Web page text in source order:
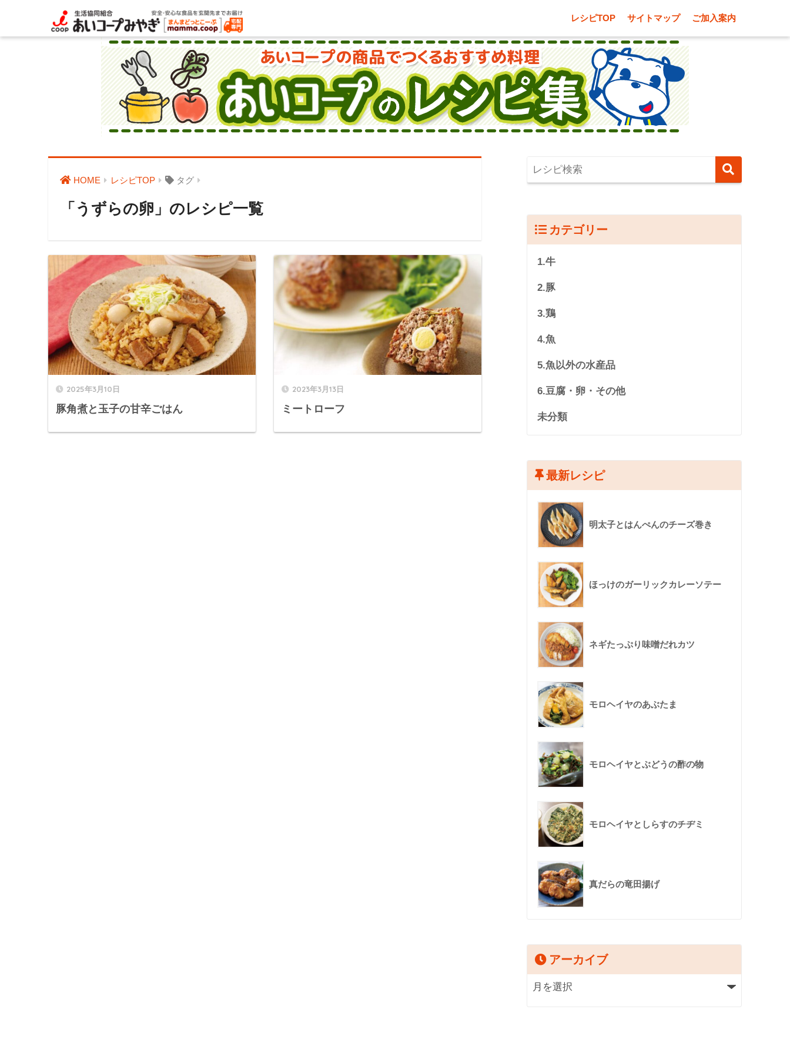
レシピTOP サイトマップ ご加入案内
HOME レシピTOP タグ
「うずらの卵」のレシピ一覧
2025年3月10日
豚角煮と玉子の甘辛ごはん
2023年3月13日
ミートローフ
カテゴリー
1.牛
2.豚
3.鶏
4.魚
5.魚以外の水産品
6.豆腐・卵・その他
未分類
最新レシピ
明太子とはんぺんのチーズ巻き
ほっけのガーリックカレーソテー
ネギたっぷり味噌だれカツ
モロヘイヤのあぶたま
モロヘイヤとぶどうの酢の物
モロヘイヤとしらすのチヂミ
真だらの竜田揚げ
アーカイブ